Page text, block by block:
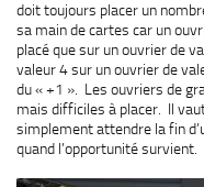
doit toujours placer un
sa main de cartes car un
placé que sur un ouvrier de
valeur 4 sur un ouvrier de
du « +1 ». Les ouvriers de
mais difficiles à placer. Il
simplement attendre la fin
quand l’opportunité survient.